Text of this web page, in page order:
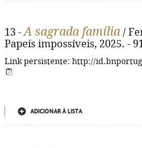
13 -A sagrada família /
Papeís impossíveis, 2025. -
Link persistente: http://
ADICIONAR À LISTA